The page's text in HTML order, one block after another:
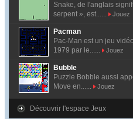
Snake, de l'anglais
serpent », est......
Jouez
Pacman
Pac-Man est un jeu
1979 par le......
Jouez
Bubble
Puzzle Bobble aussi
Move en......
Jouez
Découvrir l'espace Jeux